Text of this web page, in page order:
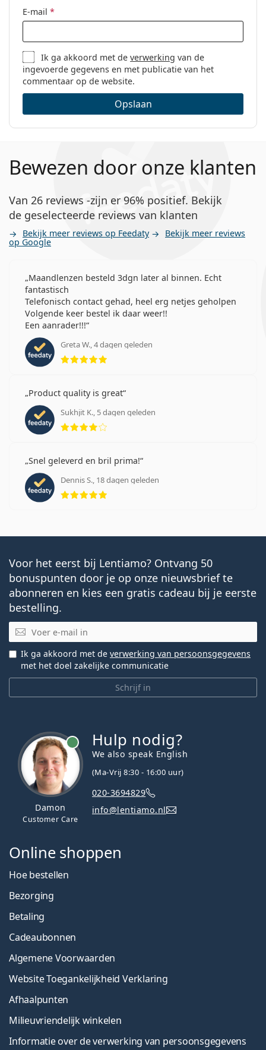
E-mail *
Ik ga akkoord met deverwerking van de
ingevoerde gegevens en met publicatie van het
commentaar op de website.
Opslaan
Bewezen door onze klanten
Van 26 reviews -zijn er 96% positief. Bekijk
de geselecteerde reviews van klanten
Bekijk meer reviews op Feedaty Bekijk meer reviews
op Google
Maandlenzen besteld 3dgn later al binnen. Echt
fantastisch
Telefonisch contact gehad, heel erg netjes geholpen
Volgende keer bestel ik daar weer!!
Een aanrader!!!
Greta W., 4 dagen geleden
Beoordeling 5 van 5
Product quality is great
Sukhjit K., 5 dagen geleden
Beoordeling 4 van 5
Snel geleverd en bril prima!
Dennis S., 18 dagen geleden
Beoordeling 5 van 5
Voor het eerst bij Lentiamo? Ontvang 50
bonuspunten door je op onze nieuwsbrief te
abonneren en kies een gratis cadeau bij je eerste
bestelling.
E-mail
Schrijf in
Ik ga akkoord met de verwerking van persoonsgegevens
met het doel zakelijke communicatie
Damon
Customer Care
Hulp nodig?
We also speak English
(Ma-Vrij 8:30 - 16:00 uur)
020-3694829
info@lentiamo.nl
Online shoppen
Hoe bestellen
Bezorging
Betaling
Cadeaubonnen
Algemene Voorwaarden
Website Toegankelijkheid Verklaring
Afhaalpunten
Milieuvriendelijk winkelen
Informatie over de verwerking van persoonsgegevens